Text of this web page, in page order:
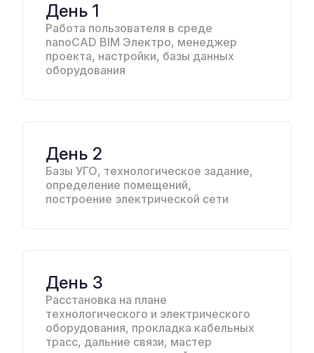
День 1
Работа пользователя в среде
nanoCAD BIM Электро, менеджер
проекта, настройки, базы данных
оборудования
День 2
Базы УГО, технологическое задание,
определение помещений,
построение электрической сети
День 3
Расстановка на плане
технологического и электрического
оборудования, прокладка кабельных
трасс, дальние связи, мастер